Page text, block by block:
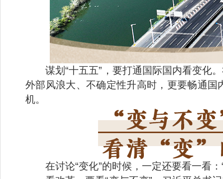
谋划“十五五”，要打通国际国内看变化
外部风浪大、不确定性升高时，更要畅通
机。
在讨论“变化”的时候，一定还要看一看